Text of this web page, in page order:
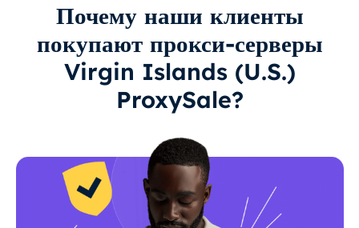
Почему наши клиенты
покупают прокси-серверы
Virgin Islands (U.S.)
ProxySale?